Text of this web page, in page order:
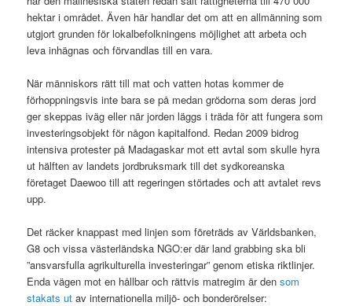
hektar i området. Även här handlar det om att en allmänning som
utgjort grunden för lokalbefolkningens möjlighet att arbeta och
leva inhägnas och förvandlas till en vara.
När människors rätt till mat och vatten hotas kommer de
förhoppningsvis inte bara se på medan grödorna som deras jord
ger skeppas iväg eller när jorden läggs i träda för att fungera som
investeringsobjekt för någon kapitalfond. Redan 2009 bidrog
intensiva protester på Madagaskar mot ett avtal som skulle hyra
ut hälften av landets jordbruksmark till det sydkoreanska
företaget Daewoo till att regeringen störtades och att avtalet revs
upp.
Det räcker knappast med linjen som företräds av Världsbanken,
G8 och vissa västerländska NGO:er där land grabbing ska bli
”ansvarsfulla agrikulturella investeringar” genom etiska riktlinjer.
Enda vägen mot en hållbar och rättvis matregim är densom
stakats ut av internationella miljö- och bonderörelser: